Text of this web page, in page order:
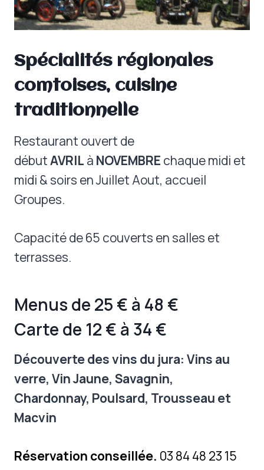
Spécialités régionales
comtoises, cuisine
traditionnelle
Restaurant ouvert de
débutAVRIL à NOVEMBRE chaque midi et
midi & soirs en Juillet Aout, accueil
Groupes.
Capacité de 65 couverts en salles et
terrasses.
Menus de 25 € à 48 €
Carte de 12 € à 34 €
Découverte des vins du jura: Vins au
verre, Vin Jaune, Savagnin,
Chardonnay, Poulsard, Trousseau et
Macvin
Réservation conseillée. 03 84 48 23 15